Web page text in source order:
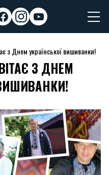
facebookinstagram
youtube
з Днем української вишиванки!
З ДНЕМ